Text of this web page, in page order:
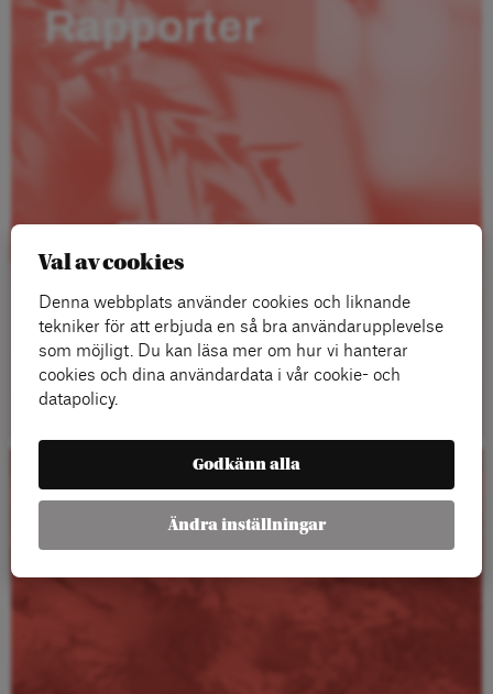
Rapporter
Läs mer
Kalender
Val av cookies
Denna webbplats använder cookies och liknande
tekniker för att erbjuda en så bra användarupplevelse
som möjligt. Du kan läsa mer om hur vi hanterar
cookies och dina användardata i vår cookie- och
datapolicy.
Godkänn alla
Ändra inställningar